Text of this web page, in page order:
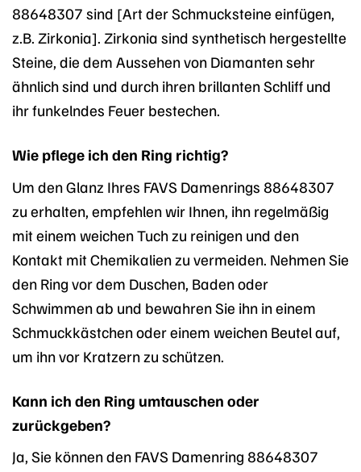
88648307 sind [Art der Schmucksteine einfügen,
z.B. Zirkonia]. Zirkonia sind synthetisch hergestellte
Steine, die dem Aussehen von Diamanten sehr
ähnlich sind und durch ihren brillanten Schliff und
ihr funkelndes Feuer bestechen.
Wie pflege ich den Ring richtig?
Um den Glanz Ihres FAVS Damenrings 88648307
zu erhalten, empfehlen wir Ihnen, ihn regelmäßig
mit einem weichen Tuch zu reinigen und den
Kontakt mit Chemikalien zu vermeiden. Nehmen Sie
den Ring vor dem Duschen, Baden oder
Schwimmen ab und bewahren Sie ihn in einem
Schmuckkästchen oder einem weichen Beutel auf,
um ihn vor Kratzern zu schützen.
Kann ich den Ring umtauschen oder
zurückgeben?
Ja, Sie können den FAVS Damenring 88648307